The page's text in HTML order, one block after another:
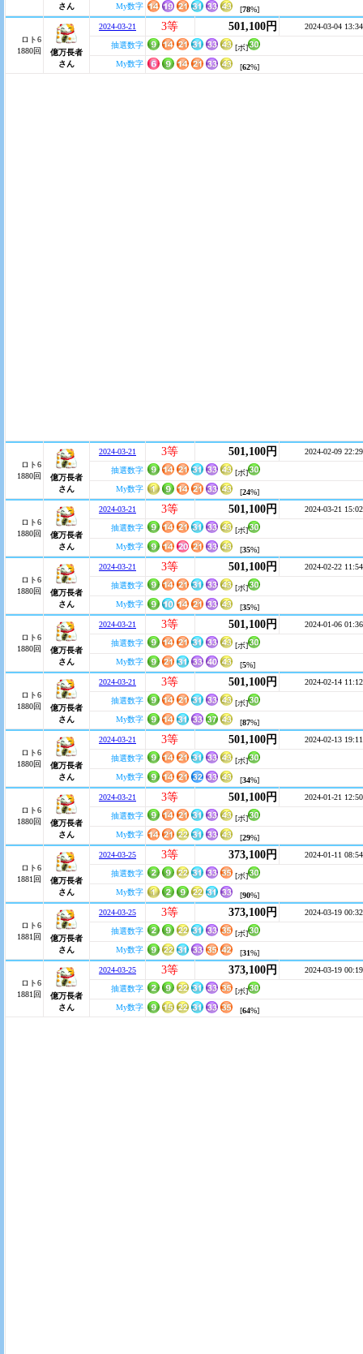
さん
My数字
[78%]
ロト6
1880回
億万長者
さん
2024-03-21 3等 501,100円 2024-03-04 13:34
抽選数字
[ボ]
My数字
[62%]
ロト6
1880回
億万長者
さん
2024-03-21 3等 501,100円 2024-02-09 22:29
抽選数字
[ボ]
My数字
[24%]
ロト6
1880回
億万長者
さん
2024-03-21 3等 501,100円 2024-03-21 15:02
抽選数字
[ボ]
My数字
[35%]
ロト6
1880回
億万長者
さん
2024-03-21 3等 501,100円 2024-02-22 11:54
抽選数字
[ボ]
My数字
[35%]
ロト6
1880回
億万長者
さん
2024-03-21 3等 501,100円 2024-01-06 01:36
抽選数字
[ボ]
My数字
[5%]
ロト6
1880回
億万長者
さん
2024-03-21 3等 501,100円 2024-02-14 11:12
抽選数字
[ボ]
My数字
[87%]
ロト6
1880回
億万長者
さん
2024-03-21 3等 501,100円 2024-02-13 19:11
抽選数字
[ボ]
My数字
[34%]
ロト6
1880回
億万長者
さん
2024-03-21 3等 501,100円 2024-01-21 12:50
抽選数字
[ボ]
My数字
[29%]
ロト6
1881回
億万長者
さん
2024-03-25 3等 373,100円 2024-01-11 08:54
抽選数字
[ボ]
My数字
[90%]
ロト6
1881回
億万長者
さん
2024-03-25 3等 373,100円 2024-03-19 00:32
抽選数字
[ボ]
My数字
[31%]
ロト6
1881回
億万長者
さん
2024-03-25 3等 373,100円 2024-03-19 00:19
抽選数字
[ボ]
My数字
[64%]